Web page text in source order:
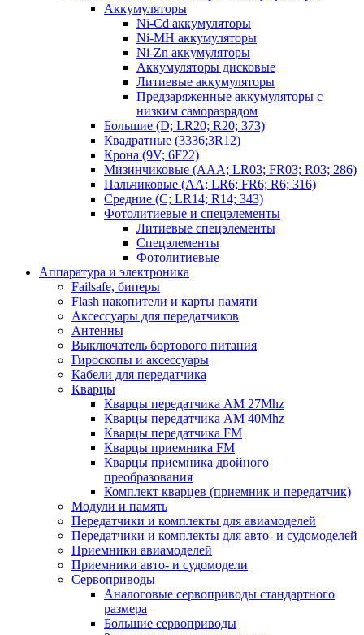
Аккумуляторы
Ni-Cd аккумуляторы
Ni-MH аккумуляторы
Ni-Zn аккумуляторы
Аккумуляторы дисковые
Литиевые аккумуляторы
Предзаряженные аккумуляторы с
низким саморазрядом
Большие (D; LR20; R20; 373)
Квадратные (3336;3R12)
Крона (9V; 6F22)
Мизинчиковые (AAA; LR03; FR03; R03; 286)
Пальчиковые (AA; LR6; FR6; R6; 316)
Средние (C; LR14; R14; 343)
Фотолитиевые и спецэлементы
Литиевые спецэлементы
Спецэлементы
Фотолитиевые
Аппаратура и электроника
Failsafe, биперы
Flash накопители и карты памяти
Аксессуары для передатчиков
Антенны
Выключатель бортового питания
Гироскопы и аксессуары
Кабели для передатчика
Кварцы
Кварцы передатчика AM 27Mhz
Кварцы передатчика AM 40Mhz
Кварцы передатчика FM
Кварцы приемника FM
Кварцы приемника двойного
преобразования
Комплект кварцев (приемник и передатчик)
Модули и память
Передатчики и комплекты для авиамоделей
Передатчики и комплекты для авто- и судомоделей
Приемники авиамоделей
Приемники авто- и судомодели
Сервоприводы
Аналоговые сервоприводы стандартного
размера
Большие сервоприводы